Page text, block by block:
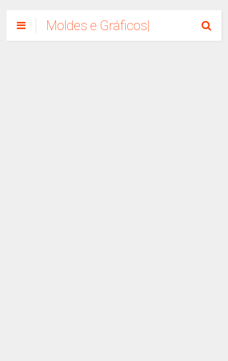
Moldes e Gráficos|
Como Fazer